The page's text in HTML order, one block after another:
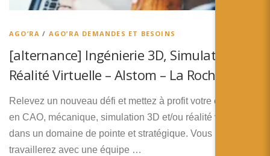
Español
AGO’RA / AGO’RA DEMANDES ET BESOINS
[alternance] Ingénierie 3D, Simulation &
Réalité Virtuelle – Alstom – La Rochelle
Relevez un nouveau défi et mettez à profit votre expertise
en CAO, mécanique, simulation 3D et/ou réalité virtuelle
dans un domaine de pointe et stratégique. Vous
travaillerez avec une équipe …